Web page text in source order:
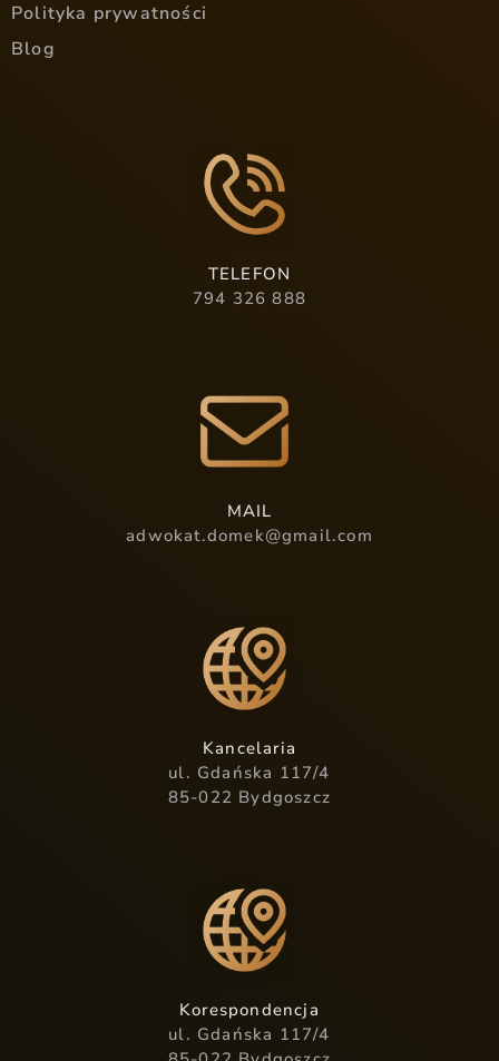
Polityka prywatności
Blog
TELEFON
794 326 888
MAIL
adwokat.domek@gmail.com
Kancelaria
ul. Gdańska 117/4
85-022 Bydgoszcz
Korespondencja
ul. Gdańska 117/4